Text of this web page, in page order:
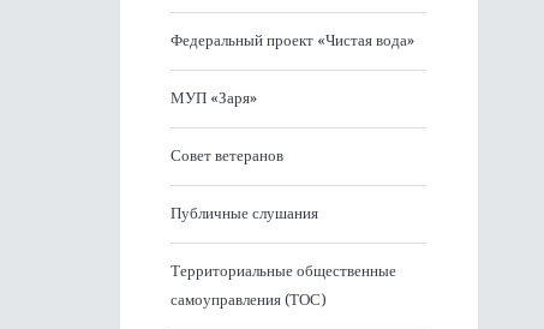
Федеральный проект «Чистая вода»
МУП «Заря»
Совет ветеранов
Публичные слушания
Территориальные общественные
самоуправления (ТОС)